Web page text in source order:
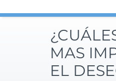
MAS
EL